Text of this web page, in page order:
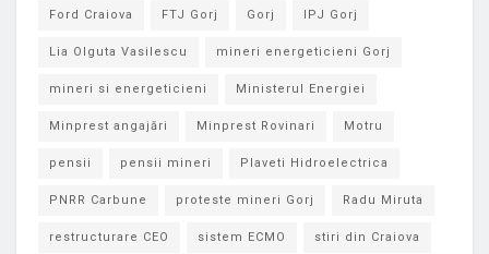
Ford Craiova FTJ Gorj Gorj IPJ Gorj
Lia Olguta Vasilescu mineri energeticieni Gorj
mineri si energeticieni Ministerul Energiei
Minprest angajări Minprest Rovinari Motru
pensii pensii mineri Plaveti Hidroelectrica
PNRR Carbune proteste mineri Gorj Radu Miruta
restructurare CEO sistem ECMO stiri din Craiova